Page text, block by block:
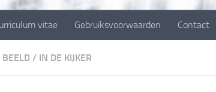
vitae Gebruiksvoorwaarden Contact
/ IN DE KIJKER